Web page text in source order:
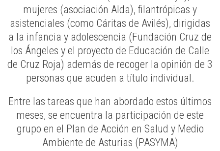
mujeres (asociación Alda), filantrópicas y
asistenciales (como Cáritas de Avilés), dirigidas
a la infancia y adolescencia (Fundación Cruz de
los Ángeles y el proyecto de Educación de Calle
de Cruz Roja) además de recoger la opinión de 3
personas que acuden a título individual.
Entre las tareas que han abordado estos últimos
meses, se encuentra la participación de este
grupo en el Plan de Acción en Salud y Medio
Ambiente de Asturias (PASYMA)